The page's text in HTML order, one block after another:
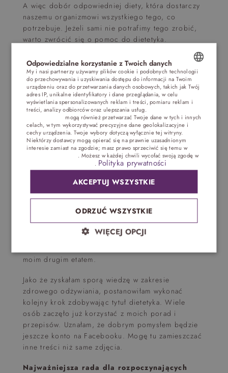
A więc dobór odpowiedniej diety, która dostarczy
naszemu organizmowi wszystkiego tego, co
potrzebuje. Jeżeli sami nie potrafimy tego zrobić,
warto zwrócić się o pomoc do dietetyka.
Dlaczego postanowiłaś założyć konto w
mediach społecznościowych i opisywać swoją
przygodę?
Stwierdziłam, że w taki sposób będę mogła
zachęcić do zmian żywienia ludzi, którzy borykali
się z podobnymi problemami. Chciałam im pomóc,
służyć radą, dzielić się doświadczeniem. Przede
wszystkim na swoim przykładzie pokazać, że się da.
Początkowo moją jedyną siłą przekazu był
Instagram. Udostępniałam na nim pojedyncze
fotografie, gdzie przedstawiałam, co jem. Później
zaczęłam wrzucać zdjęcia porównawcze przed i po
Szybko zaczęły do mnie zgłaszać się osoby, które
także chciały pozbyć się tłuszczyku. Wzrosła liczba
obserwujących. Wszystko zaczęło nabierać takiego
moim drugim etatem.
Jako że zyskałam sporą wiedzę w zakresie
zdrowego odżywiania, postanowiłam wykonać
kolejny krok zdobywając tytuł dietetyka. Wiele
osób zaczęło już korzystać z moich porad i
przepisów. Uznałam, że dobrym pomysłem będzie
jeszcze konto na Facebooku. Mogę tu zamieszczać
inne treści niż same zdjęcia.
Najważniejsza rada dla rozpoczynających
POLISH
ENGLISH
GERMAN
CZECH
Odpowiedzialne korzystanie z Twoich danych
My i nasi partnerzy używamy plików cookie i podobnych technologii
do przechowywania i uzyskiwania dostępu do informacji na Twoim
urządzeniu oraz do przetwarzania danych osobowych, takich jak Twój
adres IP, unikalne identyfikatory i dane przeglądania, w celu
wyświetlania spersonalizowanych reklam i treści, pomiaru reklam i
treści, analizy odbiorców oraz ulepszania usług.
mogą również przetwarzać Twoje dane w tych i innych
celach, w tym wykorzystywać precyzyjne dane geolokalizacyjne i
cechy urządzenia. Twoje wybory dotyczą wyłącznie tej witryny.
Niektórzy dostawcy mogą opierać się na prawnie uzasadnionym
interesie zamiast na zgodzie; masz prawo sprzeciwić się temu w
. Możesz w każdej chwili wycofać swoją zgodę w
Polityka prywatności
AKCEPTUJ WSZYSTKIE
ODRZUĆ WSZYSTKIE
WIĘCEJ OPCJI